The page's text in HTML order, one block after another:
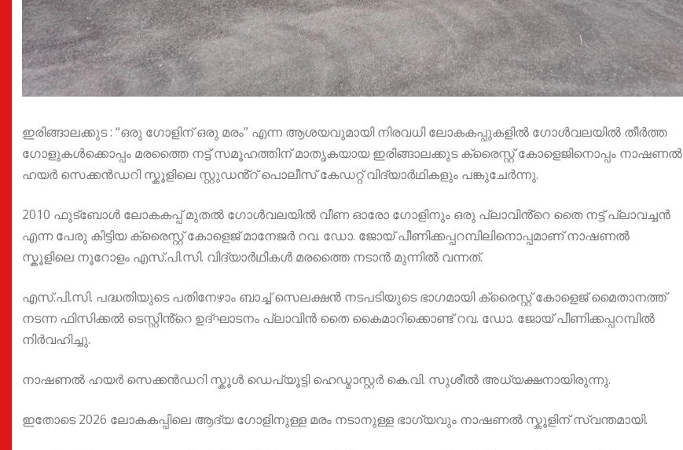
ഇരിങ്ങാലക്കുട : “ഒരു ഗോളിന് ഒരു മരം” എന്ന ആശയവുമായി നിരവധി ലോകകപ്പുകളിൽ ഗോൾവലയിൽ തീർത്ത
ഗോളുകൾക്കൊപ്പം മരത്തൈ നട്ട് സമൂഹത്തിന് മാതൃകയായ ഇരിങ്ങാലക്കുട ക്രൈസ്റ്റ് കോളെജിനൊപ്പം നാഷണൽ
ഹയർ സെക്കൻഡറി സ്കൂളിലെ സ്റ്റുഡൻ്റ് പൊലീസ് കേഡറ്റ് വിദ്യാർഥികളും പങ്കുചേർന്നു.
2010 ഫുട്ബോൾ ലോകകപ്പ് മുതൽ ഗോൾവലയിൽ വീണ ഓരോ ഗോളിനും ഒരു പ്ലാവിൻ്റെ തൈ നട്ട് പ്ലാവച്ചൻ
എന്ന പേരു കിട്ടിയ ക്രൈസ്റ്റ് കോളെജ് മാനേജർ റവ. ഡോ. ജോയ് പീണിക്കപ്പറമ്പിലിനൊപ്പമാണ് നാഷണൽ
സ്കൂളിലെ നൂറോളം എസ്.പി.സി. വിദ്യാർഥികൾ മരത്തൈ നടാൻ മുന്നിൽ വന്നത്.
എസ്.പി.സി. പദ്ധതിയുടെ പതിനേഴാം ബാച്ച് സെലക്ഷൻ നടപടിയുടെ ഭാഗമായി ക്രൈസ്റ്റ് കോളെജ് മൈതാനത്ത്
നടന്ന ഫിസിക്കൽ ടെസ്റ്റിൻ്റെ ഉദ്ഘാടനം പ്ലാവിൻ തൈ കൈമാറിക്കൊണ്ട് റവ. ഡോ. ജോയ് പീണിക്കപ്പറമ്പിൽ
നിർവഹിച്ചു.
നാഷണൽ ഹയർ സെക്കൻഡറി സ്കൂൾ ഡെപ്യൂട്ടി ഹെഡ്മാസ്റ്റർ കെ.വി. സുശീൽ അധ്യക്ഷനായിരുന്നു.
ഇതോടെ 2026 ലോകകപ്പിലെ ആദ്യ ഗോളിനുള്ള മരം നടാനുള്ള ഭാഗ്യവും നാഷണൽ സ്കൂളിന് സ്വന്തമായി.